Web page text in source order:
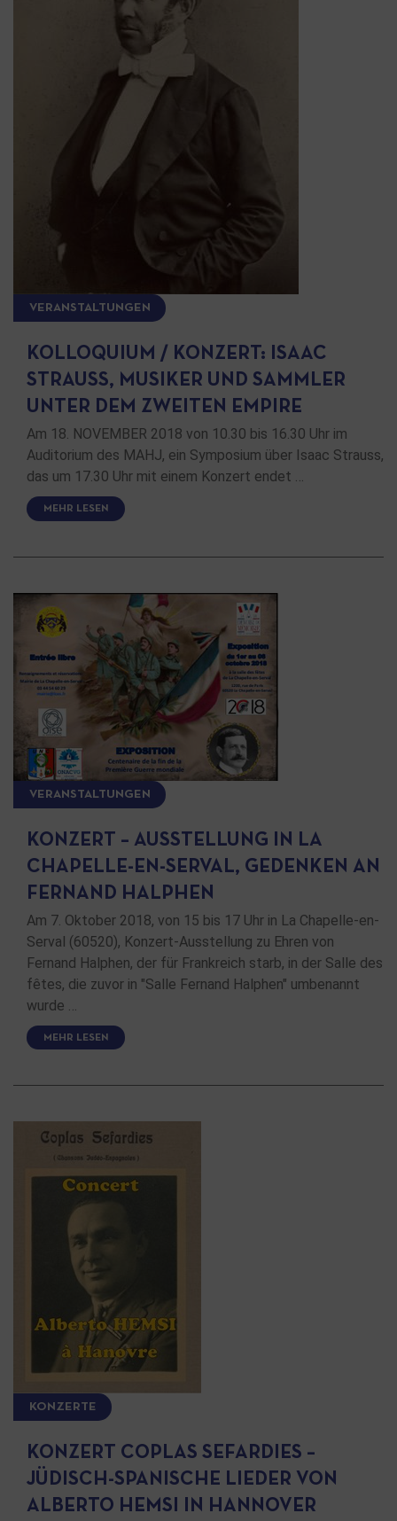
VERANSTALTUNGEN
KOLLOQUIUM / KONZERT: ISAAC
STRAUSS, MUSIKER UND SAMMLER
UNTER DEM ZWEITEN EMPIRE
Am 18. NOVEMBER 2018 von 10.30 bis 16.30 Uhr im
Auditorium des MAHJ, ein Symposium über Isaac Strauss,
das um 17.30 Uhr mit einem Konzert endet …
MEHR LESEN
VERANSTALTUNGEN
KONZERT – AUSSTELLUNG IN LA
CHAPELLE-EN-SERVAL, GEDENKEN AN
FERNAND HALPHEN
Am 7. Oktober 2018, von 15 bis 17 Uhr in La Chapelle-en-
Serval (60520), Konzert-Ausstellung zu Ehren von
Fernand Halphen, der für Frankreich starb, in der Salle des
fêtes, die zuvor in "Salle Fernand Halphen" umbenannt
wurde …
MEHR LESEN
KONZERTE
KONZERT COPLAS SEFARDIES –
JÜDISCH-SPANISCHE LIEDER VON
ALBERTO HEMSI IN HANNOVER